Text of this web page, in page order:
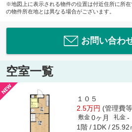
※地図上に表示される物件の位置は付近住所に所
の物件所在地とは異なる場合がございます。
お問い合わ
空室一覧
１０５
2.5万円 (管理費
敷金 0ヶ月 礼金 -
1階 1DK 25.92